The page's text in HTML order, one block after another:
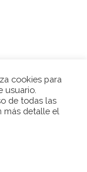
cookies para
usuario.
de todas las
más detalle el